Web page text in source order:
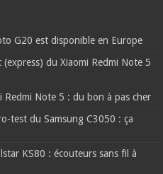
G20 est disponible en Europe
(express) du Xiaomi Redmi Note 5
Redmi Note 5 : du bon à pas cher
test du Samsung C3050 : ça
KS80 : écouteurs sans fil à